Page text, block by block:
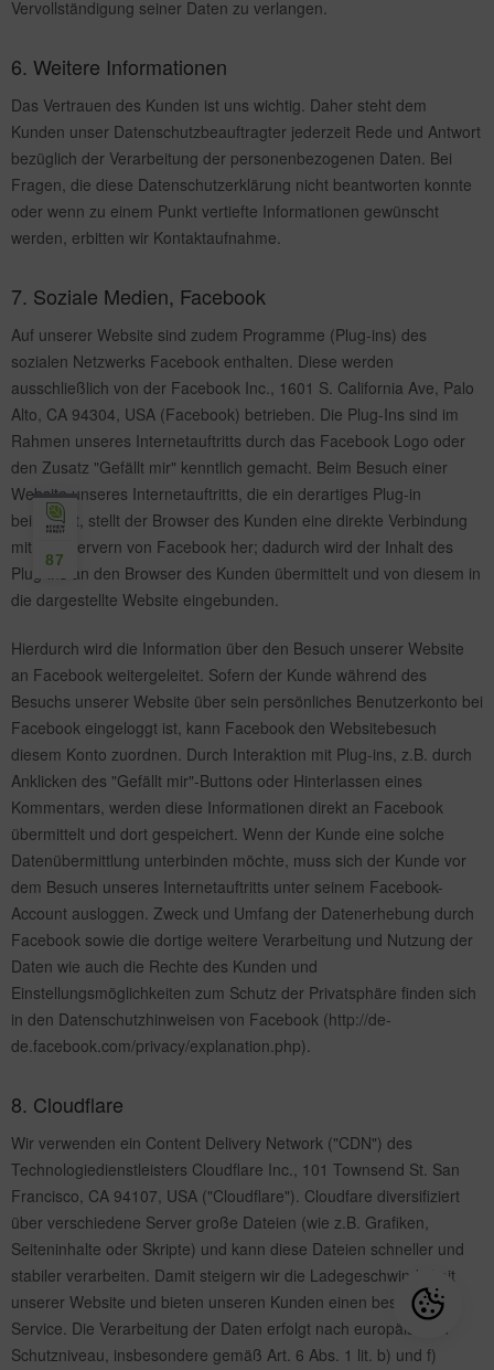
Vervollständigung seiner Daten zu verlangen.
6. Weitere Informationen
Das Vertrauen des Kunden ist uns wichtig. Daher steht dem
Kunden unser Datenschutzbeauftragter jederzeit Rede und Antwort
bezüglich der Verarbeitung der personenbezogenen Daten. Bei
Fragen, die diese Datenschutzerklärung nicht beantworten konnte
oder wenn zu einem Punkt vertiefte Informationen gewünscht
werden, erbitten wir Kontaktaufnahme.
7. Soziale Medien, Facebook
Auf unserer Website sind zudem Programme (Plug-ins) des
sozialen Netzwerks Facebook enthalten. Diese werden
ausschließlich von der Facebook Inc., 1601 S. California Ave, Palo
Alto, CA 94304, USA (Facebook) betrieben. Die Plug-Ins sind im
Rahmen unseres Internetauftritts durch das Facebook Logo oder
den Zusatz "Gefällt mir" kenntlich gemacht. Beim Besuch einer
Website unseres Internetauftritts, die ein derartiges Plug-in
beinhaltet, stellt der Browser des Kunden eine direkte Verbindung
mit den Servern von Facebook her; dadurch wird der Inhalt des
Plug-ins an den Browser des Kunden übermittelt und von diesem in
die dargestellte Website eingebunden.
Hierdurch wird die Information über den Besuch unserer Website
an Facebook weitergeleitet. Sofern der Kunde während des
Besuchs unserer Website über sein persönliches Benutzerkonto bei
Facebook eingeloggt ist, kann Facebook den Websitebesuch
diesem Konto zuordnen. Durch Interaktion mit Plug-ins, z.B. durch
Anklicken des "Gefällt mir"-Buttons oder Hinterlassen eines
Kommentars, werden diese Informationen direkt an Facebook
übermittelt und dort gespeichert. Wenn der Kunde eine solche
Datenübermittlung unterbinden möchte, muss sich der Kunde vor
dem Besuch unseres Internetauftritts unter seinem Facebook-
Account ausloggen. Zweck und Umfang der Datenerhebung durch
Facebook sowie die dortige weitere Verarbeitung und Nutzung der
Daten wie auch die Rechte des Kunden und
Einstellungsmöglichkeiten zum Schutz der Privatsphäre finden sich
in den Datenschutzhinweisen von Facebook (http://de-
de.facebook.com/privacy/explanation.php).
8. Cloudflare
Wir verwenden ein Content Delivery Network ("CDN") des
Technologiedienstleisters Cloudflare Inc., 101 Townsend St. San
Francisco, CA 94107, USA ("Cloudflare"). Cloudfare diversifiziert
über verschiedene Server große Dateien (wie z.B. Grafiken,
Seiteninhalte oder Skripte) und kann diese Dateien schneller und
stabiler verarbeiten. Damit steigern wir die Ladegeschwindigkeit
unserer Website und bieten unseren Kunden einen besonderen
Service. Die Verarbeitung der Daten erfolgt nach europäischen
Schutzniveau, insbesondere gemäß Art. 6 Abs. 1 lit. b) und f)
87